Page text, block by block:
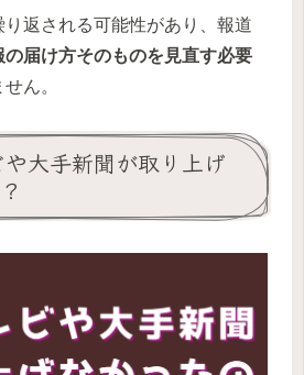
返される可能性があり、報道
の届け方そのものを見直す必要
ん。
大手新聞が取り上げ